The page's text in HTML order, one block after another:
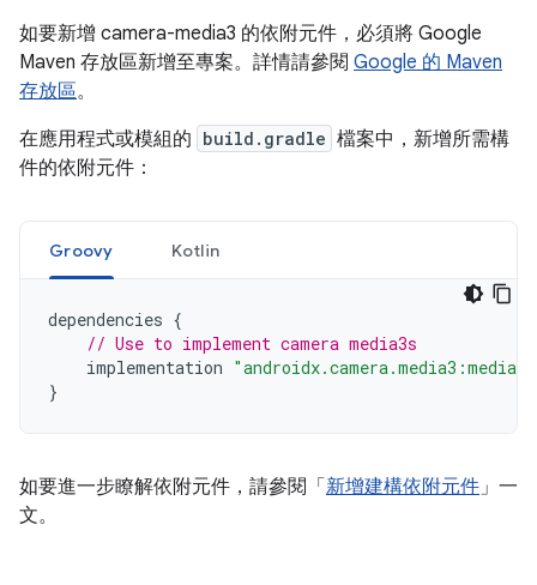
如要新增 camera-media3 的依附元件，必須將 Google
Maven 存放區新增至專案。詳情請參閱 Google 的 Maven
存放區。
在應用程式或模組的 build.gradle 檔案中，新增所需構
件的依附元件：
Groovy Kotlin
dependencies {
// Use to implement camera media3s
implementation
}
如要進一步瞭解依附元件，請參閱「 新增建構依附元件」一
文。